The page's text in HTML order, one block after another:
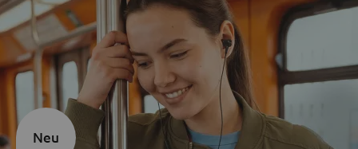
Neu